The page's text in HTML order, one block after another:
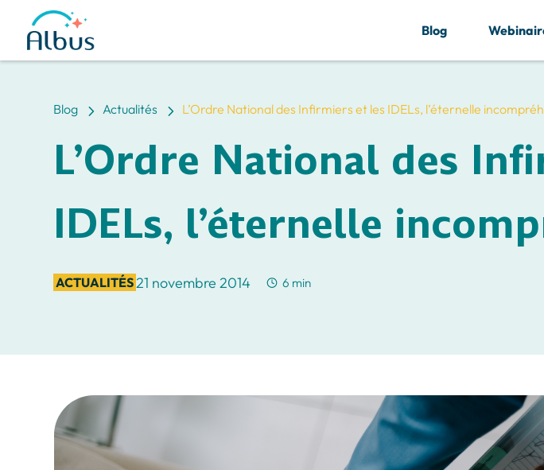
Blog 5 Actualités 5 L’Ordre National des Infirmiers et les IDELs, l’éternelle
L’Ordre National des
IDELs, l’éternelle
ACTUALITÉS21 novembre 2014 6 min
Blog